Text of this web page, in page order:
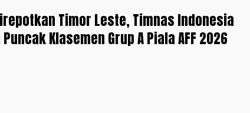
Timor Leste, Timnas Indonesia
Klasemen Grup A Piala AFF 2026